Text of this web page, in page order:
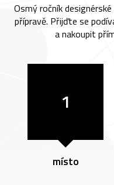
Osmý ročník
přípravě. Přijďte se
a nakoupit
1
místo